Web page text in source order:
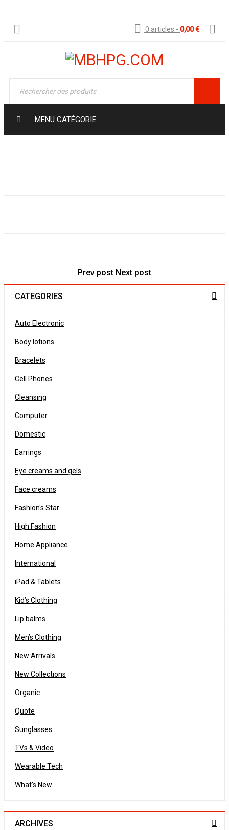
0 articles - 0,00€
MENU CATÉGORIE
Prev post Next post
CATEGORIES
Auto Electronic
Body lotions
Bracelets
Cell Phones
Cleansing
Computer
Domestic
Earrings
Eye creams and gels
Face creams
Fashion's Star
High Fashion
Home Appliance
International
iPad & Tablets
Kid’s Clothing
Lip balms
Men’s Clothing
New Arrivals
New Collections
Organic
Quote
Sunglasses
TVs & Video
Wearable Tech
What's New
ARCHIVES